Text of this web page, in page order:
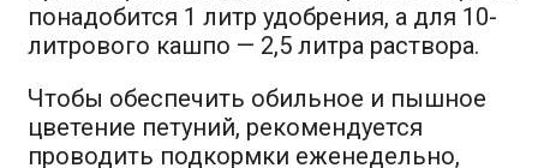
понадобится 1 литр удобрения, а для 10-
литрового кашпо — 2,5 литра раствора.
Чтобы обеспечить обильное и пышное
цветение петуний, рекомендуется
проводить подкормки еженедельно,